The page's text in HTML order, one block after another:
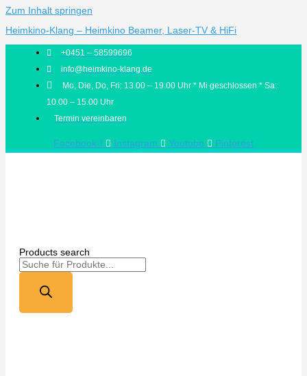
Zum Inhalt springen
Heimkino-Klang – Heimkino Beamer, Laser-TV & HiFi
+0451 – 58599696
info@heimkino-klang.de
Mo, Die, Do, Fri: 13.00 – 19.00 Uhr * Mi geschlossen * Sa:
10.00 – 15.00 Uhr
Termin vereinbaren
Facebook-f Instagram Youtube Pinterest
Products search